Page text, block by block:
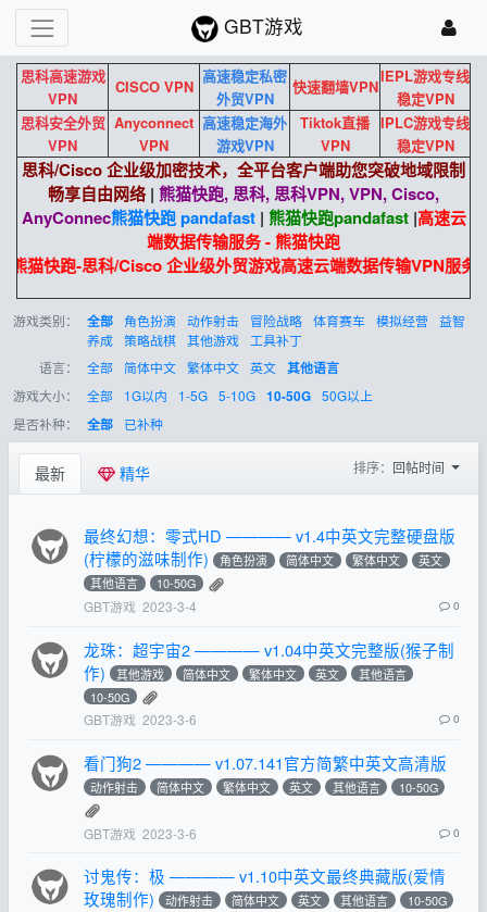
GBT游戏
思科高速游戏
VPN
CISCO VPN
高速稳定私密
外贸VPN
快速翻墙VPN
IEPL游戏专线
稳定VPN
思科安全外贸
VPN
Anyconnect
VPN
高速稳定海外
游戏VPN
Tiktok直播
VPN
IPLC游戏专线
稳定VPN
思科/Cisco 企业级加密技术，全平台客户端助您突破地域限制
畅享自由网络 | 熊猫快跑, 思科, 思科VPN, VPN, Cisco,
AnyConnec熊猫快跑 pandafast| 熊猫快跑pandafast|高速云
端数据传输服务 - 熊猫快跑
猫快跑-思科/Cisco 企业级外贸游戏高速云端数据传输VPN服务。
游戏类别： 全部 角色扮演 动作射击 冒险战略 体育赛车 模拟经营 益智
养成 策略战棋 其他游戏
工具补丁
语言：
全部 简体中文 繁体中文 英文 其他语言
游戏大小：
全部 1G以内 1-5G 5-10G 10-50G 50G以上
是否补种：
全部 已补种
最新 精华 排序： 回帖时间
最终幻想：零式HD ———— v1.4中英文完整硬盘版
(柠檬的滋味制作)
角色扮演 简体中文 繁体中文
英文
其他语言
10-50G
GBT游戏 2023-3-4 0
龙珠：超宇宙2 ———— v1.04中英文完整版(猴子制
作)
其他游戏 简体中文 繁体中文 英文
其他语言
10-50G
GBT游戏 2023-3-6 0
看门狗2 ———— v1.07.141官方简繁中英文高清版
动作射击 简体中文 繁体中文 英文 其他语言 10-50G
GBT游戏 2023-3-6 0
讨鬼传：极 ———— v1.10中英文最终典藏版(爱情
玫瑰制作)
动作射击 简体中文 英文 其他语言 10-50G